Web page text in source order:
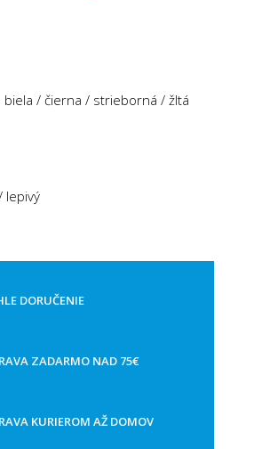
biela / čierna / strieborná / žltá
lepivý
DORUČENIE
ZADARMO NAD 75€
KURIEROM AŽ DOMOV